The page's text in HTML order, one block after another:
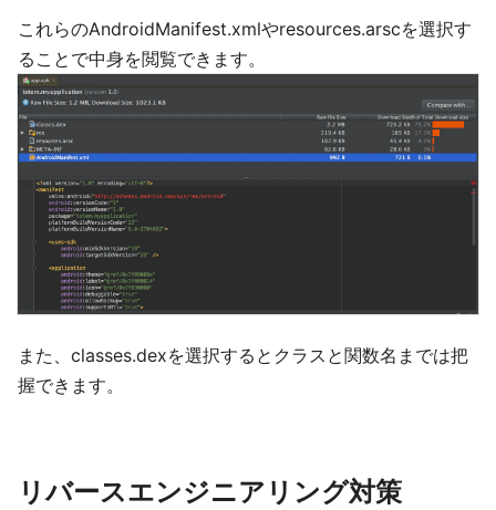
これらのAndroidManifest.xmlやresources.arscを選択す
ることで中身を閲覧できます。
また、classes.dexを選択するとクラスと関数名までは把
握できます。
リバースエンジニアリング対策